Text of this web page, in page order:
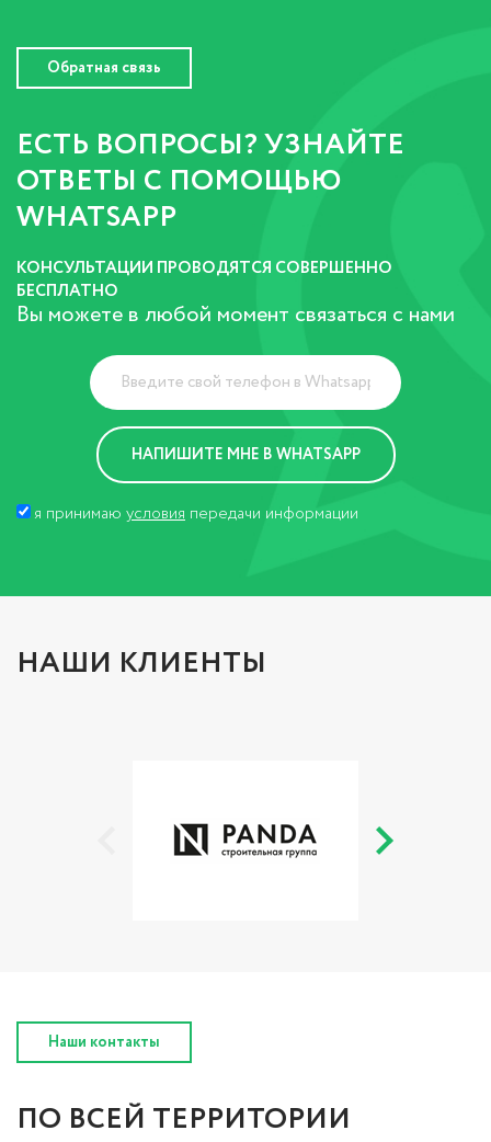
Обратная связь
ЕСТЬ ВОПРОСЫ? УЗНАЙТЕ
ОТВЕТЫ С ПОМОЩЬЮ
WHATSAPP
КОНСУЛЬТАЦИИ ПРОВОДЯТСЯ СОВЕРШЕННО
БЕСПЛАТНО
Вы можете в любой момент связаться с нами
я принимаю условия передачи информации
НАШИ КЛИЕНТЫ
Наши контакты
ПО ВСЕЙ ТЕРРИТОРИИ